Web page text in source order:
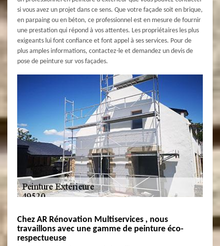
si vous avez un projet dans ce sens. Que votre façade soit en brique,
en parpaing ou en béton, ce professionnel est en mesure de fournir
une prestation qui répond à vos attentes. Les propriétaires les plus
exigeants lui font confiance et font appel à ses services. Pour de
plus amples informations, contactez-le et demandez un devis de
pose de peinture sur vos façades.
Chez AR Rénovation Multiservices , nous
travaillons avec une gamme de peinture éco-
respectueuse